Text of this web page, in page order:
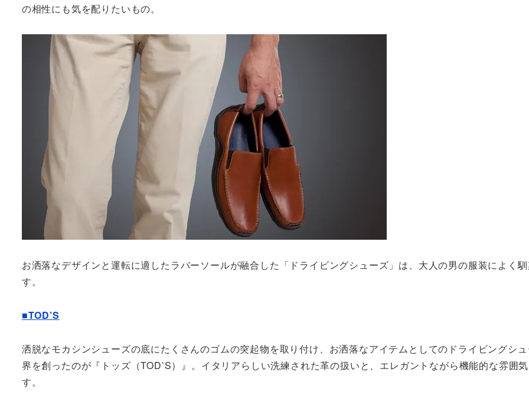
の相性にも気を配りたいもの。
お洒落なデザインと運転に適したラバーソールが融合した「ドライビングシューズ」は、大人の男の服装によく
す。
■TOD’S
洒脱なモカシンシューズの底にたくさんのゴムの突起物を取り付け、お洒落なアイテムとしてのドライビングシ
界を創ったのが『トッズ（TOD’S）』。イタリアらしい洗練された革の扱いと、エレガントながら機能的な雰囲
す。